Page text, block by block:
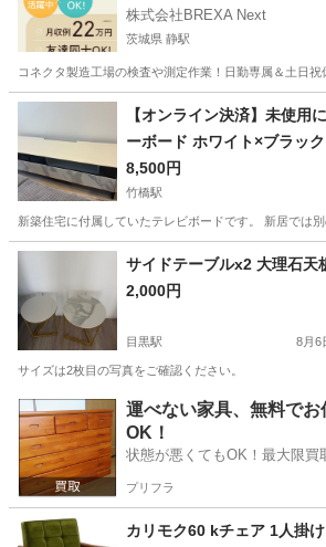
株式会社BREXA Next
茨城県 静駅
コネクタ製造工場の検査や測定作業！日勤専属＆土日
茨城 常陸大宮市 静駅 その他
【オンライン決済】未使用
ーボード ホワイト×ブラッ
8,500円
竹橋駅
新築住宅に付属していたテレビボードです。 新居では
東京 千代田区 竹橋駅 収納家具 住宅
サイドテーブルx2 大理石天
2,000円
目黒駅 8月6
サイズは2枚目の写真をご確認ください。
東京 目黒区 目黒駅 テーブル 大理石
運べない家具、無料でお
OK！
状態が悪くてもOK！最大限買
プリフラ
カリモク60 kチェア 1人掛